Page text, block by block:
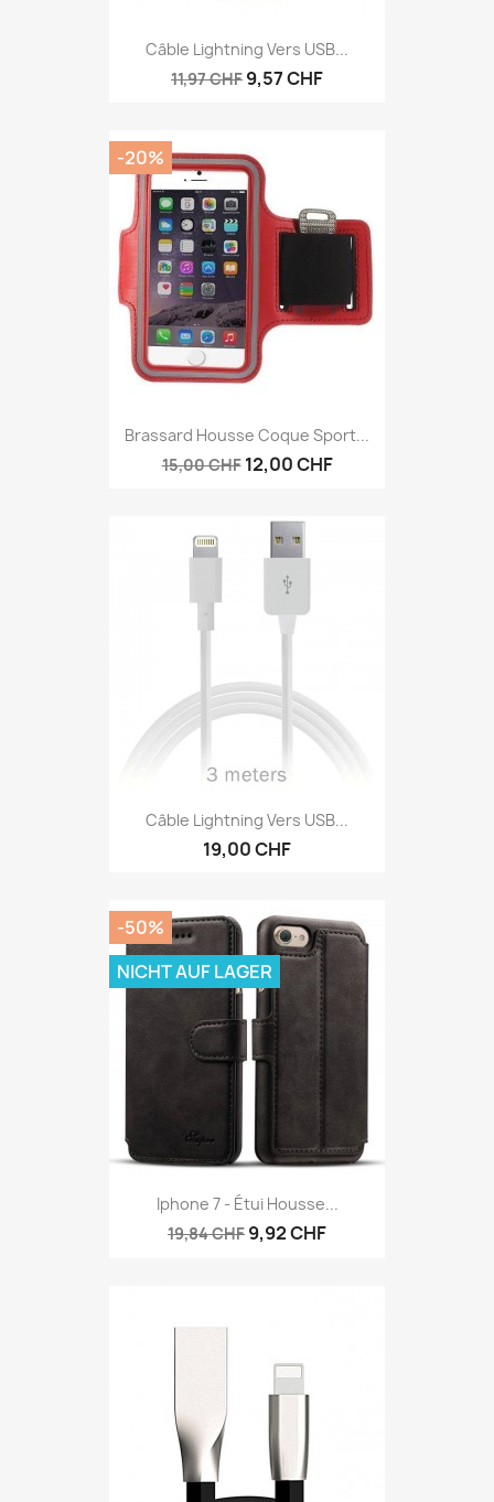
Câble Lightning Vers USB...
11,97 CHF 9,57 CHF
Brassard Housse Coque Sport...
15,00 CHF 12,00 CHF
-20%
Câble Lightning Vers USB...
19,00 CHF
Iphone 7 - Étui Housse...
19,84 CHF 9,92 CHF
-50%
NICHT AUF LAGER